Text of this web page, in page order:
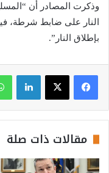
وذكرت المصادر أن
النار على ضابط شرطة،
بإطلاق النار”.
لينكدإن
مقالات ذات صلة